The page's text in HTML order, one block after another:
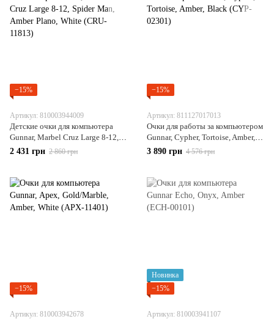
−15%
Артикул: 810003944009
Детские очки для компьютера
Gunnar, Marbel Cruz Large 8-12,
Spider Man, Amber Plano, White
2 431 грн 2 860 грн
−15%
Артикул: 811127017013
Очки для работы за компьютером
Gunnar, Cypher, Tortoise, Amber,
Black (CYP-02301)
3 890 грн 4 576 грн
−15%
Артикул: 810003942678
Новинка
−15%
Артикул: 810003941107